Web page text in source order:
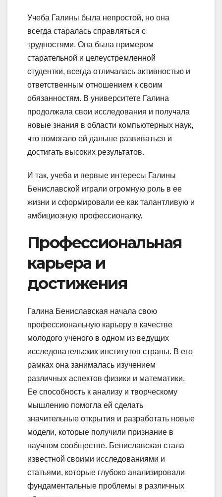
Учеба Галины была непростой, но она
всегда старалась справляться с
трудностями. Она была примером
старательной и целеустремленной
студентки, всегда отличалась активностью и
ответственным отношением к своим
обязанностям. В университете Галина
продолжала свои исследования и получала
новые знания в области компьютерных наук,
что помогало ей дальше развиваться и
достигать высоких результатов.
И так, учеба и первые интересы Галины
Бениславской играли огромную роль в ее
жизни и сформировали ее как талантливую и
амбициозную профессионалку.
Профессиональная
карьера и
достижения
Галина Бениславская начала свою
профессиональную карьеру в качестве
молодого ученого в одном из ведущих
исследовательских институтов страны. В его
рамках она занималась изучением
различных аспектов физики и математики.
Ее способность к анализу и творческому
мышлению помогла ей сделать
значительные открытия и разработать новые
модели, которые получили признание в
научном сообществе. Бениславская стала
известной своими исследованиями и
статьями, которые глубоко анализировали
фундаментальные проблемы в различных